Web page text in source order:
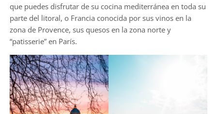
que puedes disfrutar de su cocina mediterránea en toda su
parte del litoral, o Francia conocida por sus vinos en la
zona de Provence, sus quesos en la zona norte y
“patisserie” en París.